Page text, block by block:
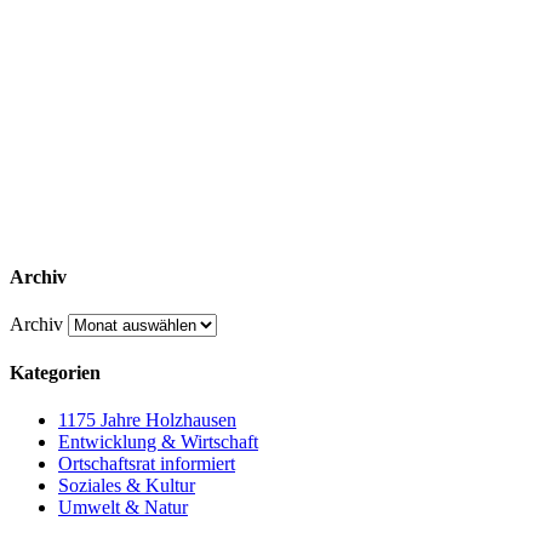
Archiv
Archiv
Kategorien
1175 Jahre Holzhausen
Entwicklung & Wirtschaft
Ortschaftsrat informiert
Soziales & Kultur
Umwelt & Natur